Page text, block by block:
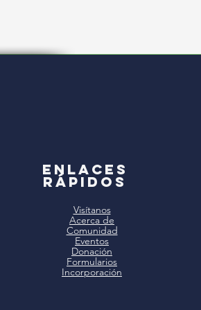
Enlaces
rápidos
Visítanos
Acerca de
Comunidad
Eventos
Donación
Formularios
Incorporación